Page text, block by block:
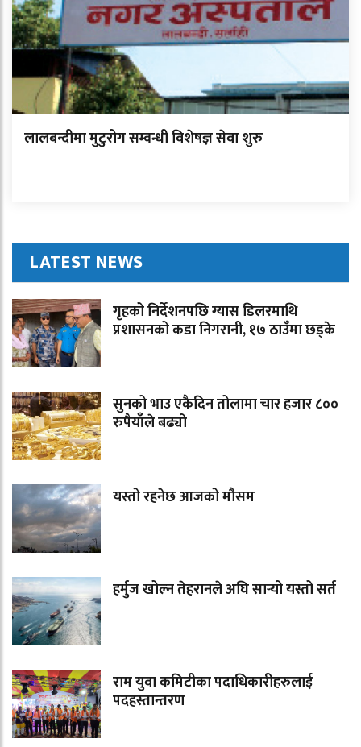
लालबन्दीमा मुटुरोग सम्वन्धी विशेषज्ञ सेवा शुरु
LATEST NEWS
गृहको निर्देशनपछि ग्यास डिलरमाथि
प्रशासनको कडा निगरानी, १७ ठाउँमा छड्के
सुनको भाउ एकैदिन तोलामा चार हजार ८००
रुपैयाँले बढ्यो
यस्तो रहनेछ आजको मौसम
हर्मुज खोल्न तेहरानले अघि सार्‍यो यस्तो सर्त
राम युवा कमिटीका पदाधिकारीहरुलाई
पदहस्तान्तरण